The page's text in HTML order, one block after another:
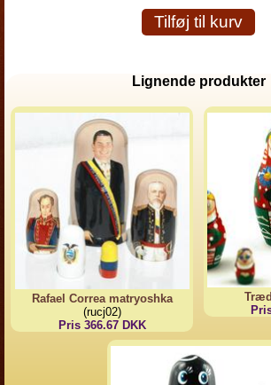
Tilføj til kurv
Lignende produkter
Rafael Correa matryoshka
(rucj02)
Pris 366.67 DKK